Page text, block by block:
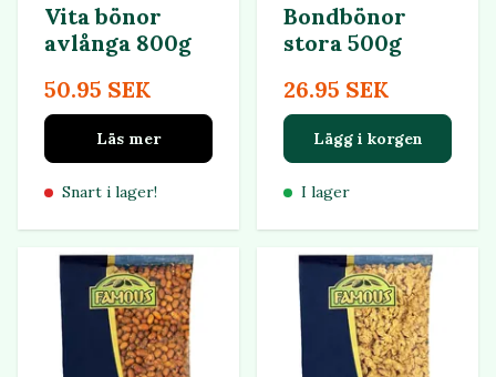
Vita bönor
avlånga 800g
50.95 SEK
Läs mer
Snart i lager!
Bondbönor
stora 500g
26.95 SEK
Lägg i korgen
I lager